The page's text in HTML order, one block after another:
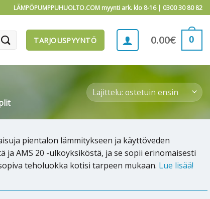
LÄMPÖPUMPPUHUOLTO.COM myynti ark. klo 8-16 | 0300 30 80 82
TARJOUSPYYNTÖ 0.00€ 0
pientalon lämmitykseen ja käyttöveden
AMS 20 -ulkoyksiköstä, ja se sopii erinomaisesti
teholuokka kotisi tarpeen mukaan. Lue lisää!